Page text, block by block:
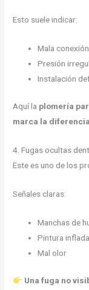
Esto suele indicar:
Mala
Presión
Instalación
Aquí la plomería
marca la diferencia
4. Fugas ocultas
Este es uno de los
Señales claras:
Manchas de
Pintura inflada
Mal olor
Una fuga no